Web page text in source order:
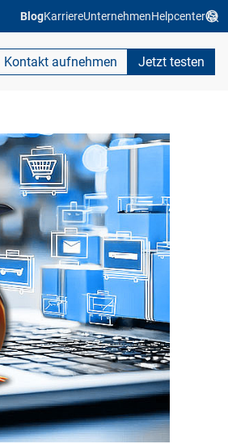
BlogKarriereUnternehmenHelpcenter
Kontakt aufnehmen Jetzt testen